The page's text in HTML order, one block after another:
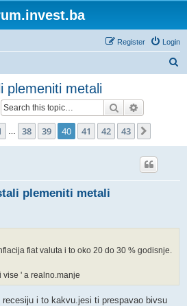
Login
Register
plemeniti metali
Search
of 4338 39 40 41 42 43
plemeniti metali
fiat valuta i to oko 20 do 30 % godisnje.
vise ' a realno.manje
i to kakvu.jesi ti prespavao bivsu